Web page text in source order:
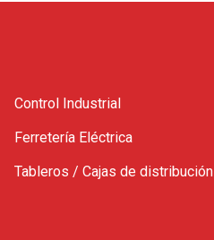
Control Industrial
Ferretería Eléctrica
Tableros / Cajas de distribución